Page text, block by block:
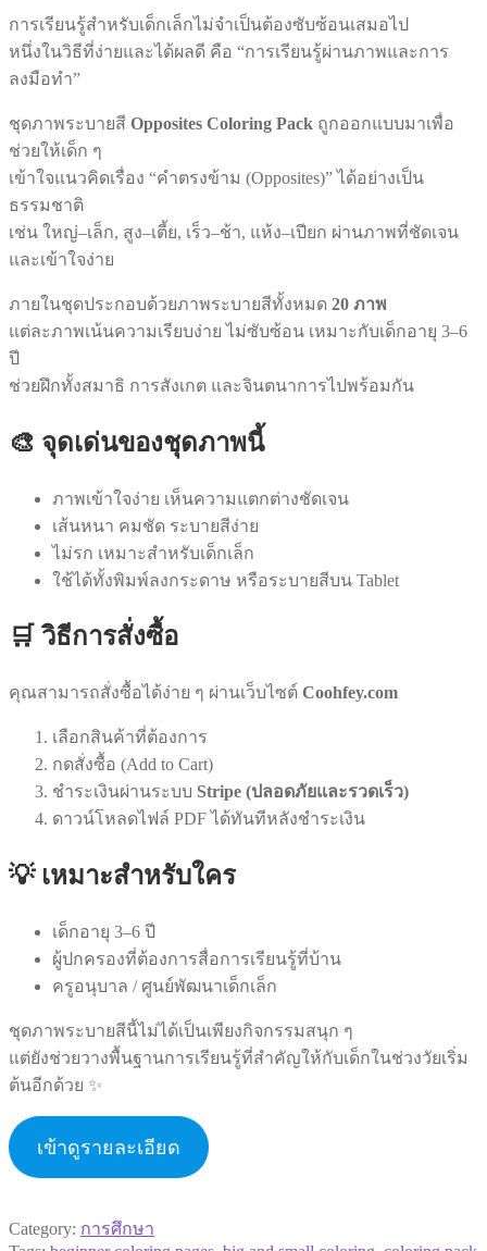
การเรียนรู้สำหรับเด็กเล็กไม่จำเป็นต้องซับซ้อนเสมอไป
หนึ่งในวิธีที่ง่ายและได้ผลดี คือ “การเรียนรู้ผ่านภาพและการ
ลงมือทำ”
ชุดภาพระบายสี Opposites Coloring Pack ถูกออกแบบมาเพื่อ
ช่วยให้เด็ก ๆ
เข้าใจแนวคิดเรื่อง “คำตรงข้าม (Opposites)” ได้อย่างเป็น
ธรรมชาติ
เช่น ใหญ่–เล็ก, สูง–เตี้ย, เร็ว–ช้า, แห้ง–เปียก ผ่านภาพที่ชัดเจน
และเข้าใจง่าย
ภายในชุดประกอบด้วยภาพระบายสีทั้งหมด 20 ภาพ
แต่ละภาพเน้นความเรียบง่าย ไม่ซับซ้อน เหมาะกับเด็กอายุ 3–6
ปี
ช่วยฝึกทั้งสมาธิ การสังเกต และจินตนาการไปพร้อมกัน
🎨 จุดเด่นของชุดภาพนี้
ภาพเข้าใจง่าย เห็นความแตกต่างชัดเจน
เส้นหนา คมชัด ระบายสีง่าย
ไม่รก เหมาะสำหรับเด็กเล็ก
ใช้ได้ทั้งพิมพ์ลงกระดาษ หรือระบายสีบน Tablet
🛒 วิธีการสั่งซื้อ
คุณสามารถสั่งซื้อได้ง่าย ๆ ผ่านเว็บไซต์ Coohfey.com
เลือกสินค้าที่ต้องการ
กดสั่งซื้อ (Add to Cart)
ชำระเงินผ่านระบบ Stripe (ปลอดภัยและรวดเร็ว)
ดาวน์โหลดไฟล์ PDF ได้ทันทีหลังชำระเงิน
💡 เหมาะสำหรับใคร
เด็กอายุ 3–6 ปี
ผู้ปกครองที่ต้องการสื่อการเรียนรู้ที่บ้าน
ครูอนุบาล / ศูนย์พัฒนาเด็กเล็ก
ชุดภาพระบายสีนี้ไม่ได้เป็นเพียงกิจกรรมสนุก ๆ
แต่ยังช่วยวางพื้นฐานการเรียนรู้ที่สำคัญให้กับเด็กในช่วงวัยเริ่ม
ต้นอีกด้วย ✨
เข้าดูรายละเอียด
Category: การศึกษา